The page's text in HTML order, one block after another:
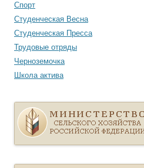
Спорт
Студенческая Весна
Студенческая Пресса
Трудовые отряды
Черноземочка
Школа актива